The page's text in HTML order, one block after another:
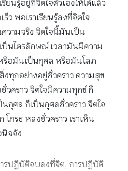
ยนรู้อยู่ที่จิตใจตัวเองให้ได้แล้ว
ร็ว พอเราเรียนรู้ลงที่จิตใจ
ความจริง จิตใจนี้มันเป็น
ป็นไตรลักษณ์ เวลามันมีความ
รือมันเป็นกุศล หรือมันโลภ
งทุกอย่างอยู่ชั่วคราว ความสุข
วคราว จิตใจมีความทุกข์ ก็
นกุศล ก็เป็นกุศลชั่วคราว จิตใจ
โกรธ หลงชั่วคราว เราเห็น
นิจจัง
รปฏิบัติจบลงที่จิต, การปฏิบัติ